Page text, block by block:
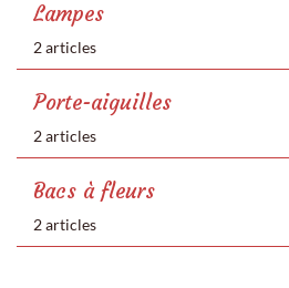
Lampes
2 articles
Porte-aiguilles
2 articles
Bacs à fleurs
2 articles